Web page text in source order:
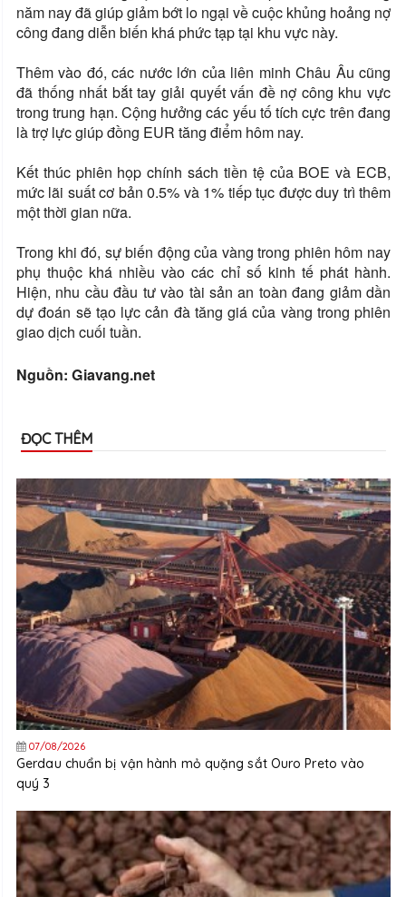
năm nay đã giúp giảm bớt lo ngại về cuộc khủng hoảng nợ
công đang diễn biến khá phức tạp tại khu vực này.
Thêm vào đó, các nước lớn của liên minh Châu Âu cũng
đã thống nhất bắt tay giải quyết vấn đề nợ công khu vực
trong trung hạn. Cộng hưởng các yếu tố tích cực trên đang
là trợ lực giúp đồng EUR tăng điểm hôm nay.
Kết thúc phiên họp chính sách tiền tệ của BOE và ECB,
mức lãi suất cơ bản 0.5% và 1% tiếp tục được duy trì thêm
một thời gian nữa.
Trong khi đó, sự biến động của vàng trong phiên hôm nay
phụ thuộc khá nhiều vào các chỉ số kinh tế phát hành.
Hiện, nhu cầu đầu tư vào tài sản an toàn đang giảm dần
dự đoán sẽ tạo lực cản đà tăng giá của vàng trong phiên
giao dịch cuối tuần.
Nguồn: Giavang.net
ĐỌC THÊM
07/08/2026
Gerdau chuẩn bị vận hành mỏ quặng sắt Ouro Preto vào
quý 3